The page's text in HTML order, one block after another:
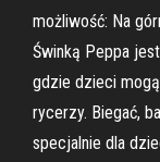
możliwość: Na
Świnką Peppa
gdzie dzieci
rycerzy. Biegać,
specjalnie dla